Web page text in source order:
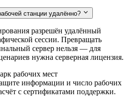
станции удалённо?
разрешён удалённый
сессии. Превращать
сервер нельзя — для
нужна серверная лицензия.
рабочих мест
информации и число рабочих
с сертификатами поддержки.